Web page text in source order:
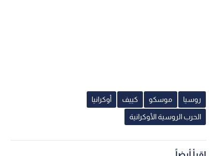
روسيا موسكو كييف أوكرانيا
الحرب الروسية الأوكرانية